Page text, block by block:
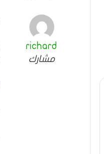
richard
مشارك